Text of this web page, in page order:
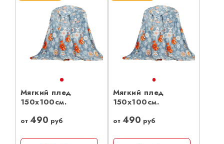
Мягкий плед
150х100см.
от 490 руб
Мягкий плед
150х100см.
от 490 руб